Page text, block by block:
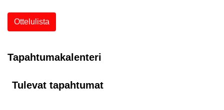
Ottelulista
Tapahtumakalenteri
Tulevat tapahtumat